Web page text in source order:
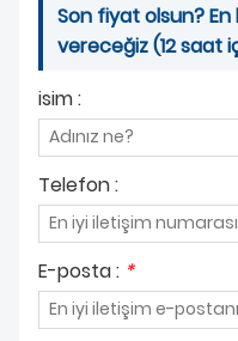
Son fiyat olsun?
vereceğiz (12 saat
isim :
Telefon :
E-posta : *